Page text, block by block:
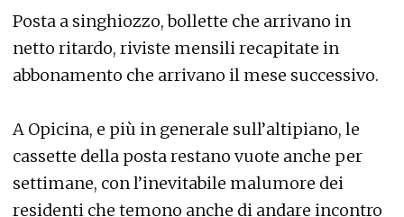
Posta a singhiozzo, bollette che arrivano in
netto ritardo, riviste mensili recapitate in
abbonamento che arrivano il mese successivo.
A Opicina, e più in generale sull’altipiano, le
cassette della posta restano vuote anche per
settimane, con l’inevitabile malumore dei
residenti che temono anche di andare incontro